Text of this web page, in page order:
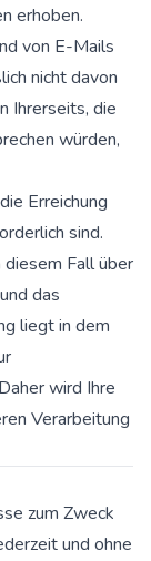
erhoben.
von E-Mails
nicht davon
Ihrerseits, die
würden,
Erreichung
sind.
Fall über
das
liegt in dem
wird Ihre
Verarbeitung
zum Zweck
und ohne